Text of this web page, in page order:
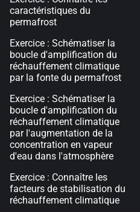
caractéristiques du
permafrost
Exercice : Schématiser la
boucle d'amplification du
réchauffement climatique
par la fonte du permafrost
Exercice : Schématiser la
boucle d'amplification du
réchauffement climatique
par l'augmentation de la
concentration en vapeur
d'eau dans l'atmosphère
Exercice : Connaître les
facteurs de stabilisation du
réchauffement climatique